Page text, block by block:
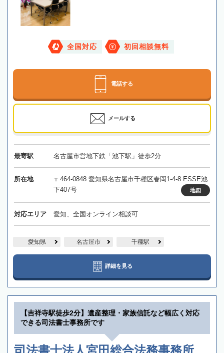
全国対応 初回相談無料
電話する
メールする
最寄駅 名古屋市営地下鉄「池下駅」徒歩2分
所在地
〒464-0848 愛知県名古屋市千種区春岡1-4-8 ESSE池
下407号
地図
対応エリア 愛知、全国オンライン相談可
愛知県 名古屋市 千種駅
詳細を見る
【吉祥寺駅徒歩2分】遺産整理・家族信託など幅広く対応
できる司法書士事務所です
司法書士法人宮田総合法務事務所